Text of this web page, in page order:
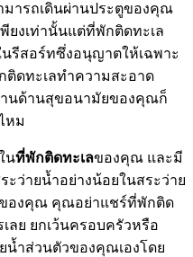
ารถเดินผ่านประตูของคุณ
ยงเท่านั้นแต่ที่พักติดทะเล
รีสอร์ทซึ่งอนุญาตให้เฉพาะ
ติดทะเลทำความสะอาด
นด้านสุขอนามัยของคุณก็
หม
นที่พักติดทะเลของคุณ และมี
ะว่ายน้ำอย่างน้อยในสระว่าย
องคุณ คุณอย่าแชร์ที่พักติด
ลย ยกเว้นครอบครัวหรือ
ำส่วนตัวของคุณเองโดย